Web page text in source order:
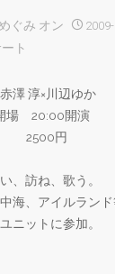
ぐみ オン
ト
澤 淳×川辺ゆか
場 20:00開演
2500円
、訪ね、歌う。
海、アイルランド
ニットに参加。